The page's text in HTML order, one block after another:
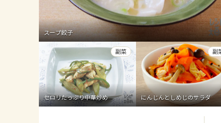
スープ餃子
セロリたっぷり中華炒め
副菜
にんじんとしめじのサラダ
副